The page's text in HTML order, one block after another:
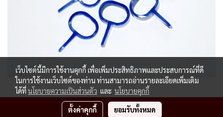
เว็บไซต์นี้มีการใช้งานคุกกี้ เพื่อเพิ่มประสิทธิภาพและประสบการณ์ที่ดี
ในการใช้งานเว็บไซต์ของท่าน ท่านสามารถอ่านรายละเอียดเพิ่มเติม
ได้ที่นโยบายความเป็นส่วนตัว และ นโยบายคุกกี้
ตั้งค่าคุกกี้ ยอมรับทั้งหมด